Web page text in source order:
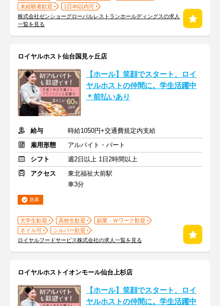
未経験者歓迎
1日4h以内可
株式会社ゼンショーグローバルレストランホールディングスの求人
一覧を見る
ロイヤルホスト仙台国見ヶ丘店
【ホール】笑顔でスタート、ロイ
ヤルホストの仲間に。学生活躍中
＊前払いあり
給与
時給1050円+交通費規定内支給
雇用形態
アルバイト・パート
シフト
週2日以上 1日2時間以上
アクセス
東北福祉大前駅
車3分
急募
大学生歓迎 高校生歓迎
副業・Ｗワーク歓迎
ネイル可
シルバー歓迎
ロイヤルフードサービス株式会社の求人一覧を見る
ロイヤルホストイオンモール仙台上杉店
【ホール】笑顔でスタート、ロイ
ヤルホストの仲間に。学生活躍中